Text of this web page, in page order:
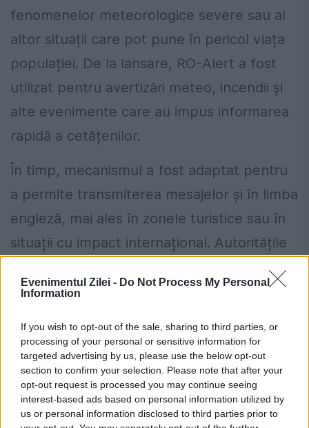
Evenimentul Zilei - Do Not Process My Personal
Information
If you wish to opt-out of the sale, sharing to third parties, or
processing of your personal or sensitive information for
targeted advertising by us, please use the below opt-out
section to confirm your selection. Please note that after your
opt-out request is processed you may continue seeing
interest-based ads based on personal information utilized by
us or personal information disclosed to third parties prior to
fenomenelor meteorologice severe sau al
altor situații care pot pune în pericol viața
populației. De la lansare, RO-Alert a fost
utilizat pentru avertizări meteo, incendii și
alte evenimente care au impus informarea
rapidă a cetățenilor.
În timp, mecanismul a fost adaptat pentru
a permite transmiterea mesajelor și în limba
engleză, mai ales în zonele turistice sau în
situații cu impact internațional. Autoritățile
verificarea funcționării sistemului și
RO-Alert nu are un inventator individual,
fiind rezultatul colaborării dintre instituții
publice și operatori privați, într-un proiect
coordonat la nivel guvernamental și